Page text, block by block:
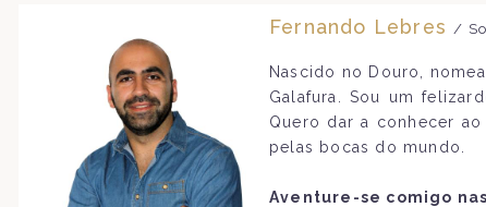
Fernando Lebres /
Nascido no Douro,
Galafura. Sou um
Quero dar a conhecer
pelas bocas do mundo.
Aventure-se comigo